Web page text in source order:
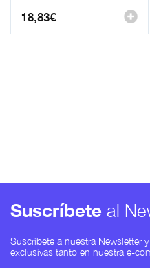
18,83€
Suscríbete al
Suscríbete a nuestra Newsletter
exclusivas tanto en nuestra e-